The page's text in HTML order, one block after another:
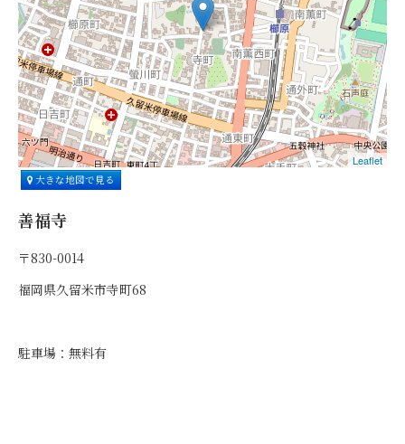
Leaflet
大きな地図で見る
善福寺
〒830-0014
福岡県久留米市寺町68
駐車場：無料有